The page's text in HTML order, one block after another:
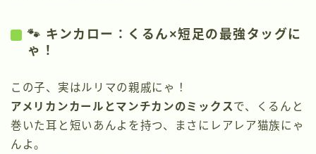
🐾 キンカロー：くるん×短足の最強タッグに
ゃ！
この子、実はルリマの親戚にゃ！
アメリカンカールとマンチカンのミックスで、くるんと
巻いた耳と短いあんよを持つ、まさにレアレア猫族にゃ
んよ。